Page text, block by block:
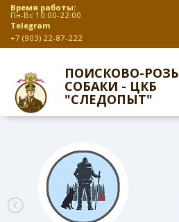
Время работы:
Пн-Вс 10:00-22:00
Telegram
+7 (903) 22-87-222
ПОИСКОВО-
СОБАКИ - ЦКБ
"СЛЕДОПЫТ"